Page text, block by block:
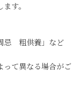
す。
忌 粗供養」など
って異なる場合がご